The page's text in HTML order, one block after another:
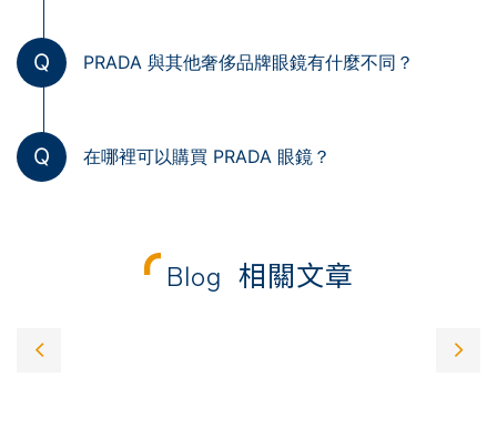
Q PRADA 與其他奢侈品牌眼鏡有什麼不同？
Q 在哪裡可以購買 PRADA 眼鏡？
Blog 相關文章